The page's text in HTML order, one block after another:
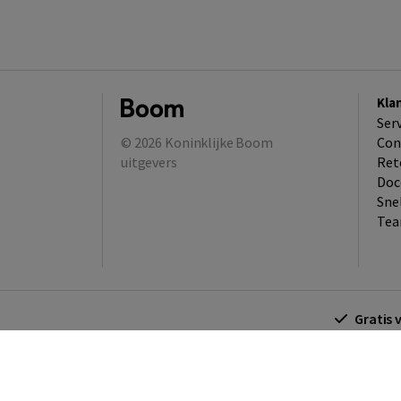
© 2026 Koninklijke Boom
uitgevers
Gratis